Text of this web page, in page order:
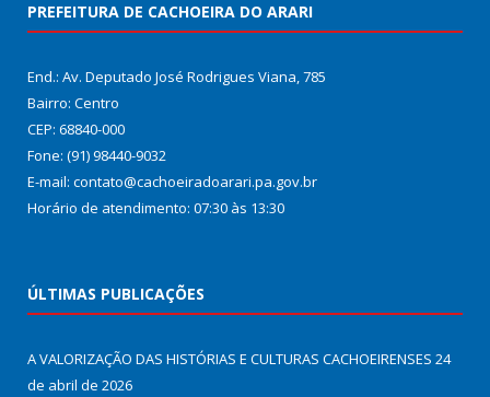
PREFEITURA DE CACHOEIRA DO ARARI
End.: Av. Deputado José Rodrigues Viana, 785
Bairro: Centro
CEP: 68840-000
Fone: (91) 98440-9032
E-mail: contato@cachoeiradoarari.pa.gov.br
Horário de atendimento: 07:30 às 13:30
ÚLTIMAS PUBLICAÇÕES
A VALORIZAÇÃO DAS HISTÓRIAS E CULTURAS CACHOEIRENSES 24
de abril de 2026